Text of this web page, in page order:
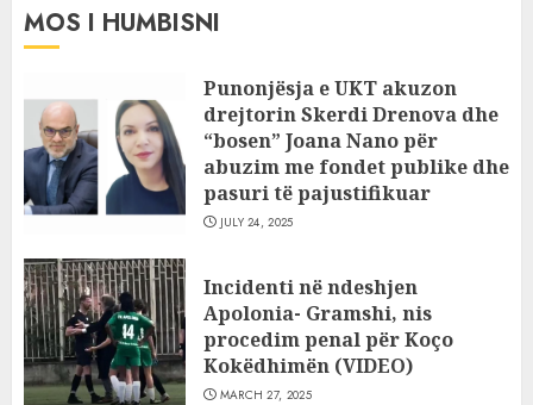
MOS I HUMBISNI
Punonjësja e UKT akuzon
drejtorin Skerdi Drenova dhe
“bosen” Joana Nano për
abuzim me fondet publike dhe
pasuri të pajustifikuar
JULY 24, 2025
Incidenti në ndeshjen
Apolonia- Gramshi, nis
procedim penal për Koço
Kokëdhimën (VIDEO)
MARCH 27, 2025